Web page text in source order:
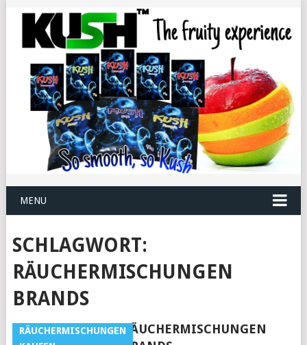
MENU
SCHLAGWORT:
RÄUCHERMISCHUNGEN
BRANDS
RÄUCHERMISCHUNGENRÄUCHERMISCHUNGEN